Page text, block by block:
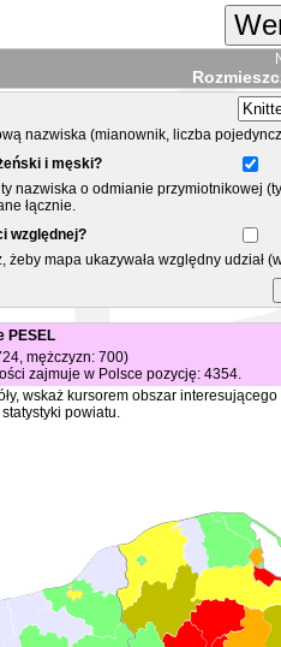
nazwiska (mianownik, liczba
i męski?
nazwiska o odmianie przymiotnikowej
łącznie.
względnej?
żeby mapa ukazywała względny
PESEL
mężczyzn: 700)
zajmuje w Polsce pozycję: 4354.
wskaż kursorem obszar
powiatu.